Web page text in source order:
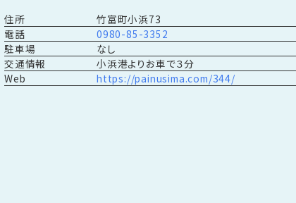
住所
竹富町小浜73
電話
0980-85-3352
駐車場
なし
交通情報
小浜港よりお車で３分
Web
https://painusima.com/344/